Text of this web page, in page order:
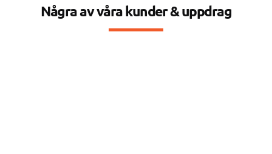
Några av våra kunder & uppdrag